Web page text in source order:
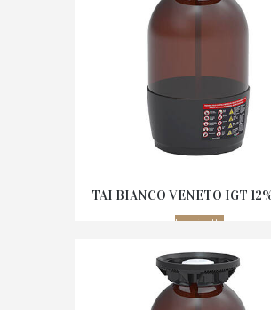
TAI BIANCO VENETO IGT
Leggi tutto